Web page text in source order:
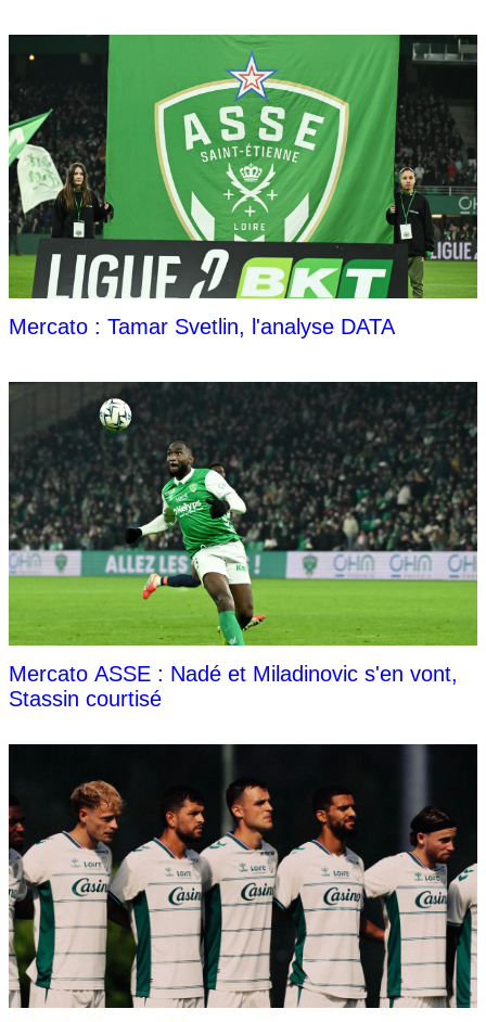
Mercato : Tamar Svetlin, l'analyse DATA
Mercato ASSE : Nadé et Miladinovic s'en vont,
Stassin courtisé